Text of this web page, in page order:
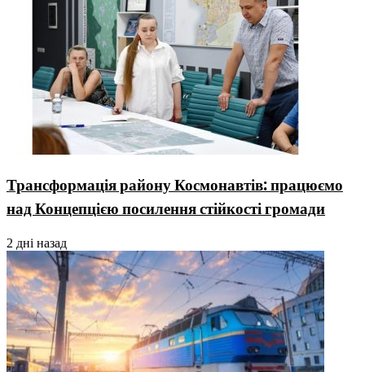
Трансформація району Космонавтів: працюємо
над Концепцією посилення стійкості громади
2 дні назад